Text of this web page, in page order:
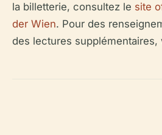
la billetterie, consultez le site
der Wien. Pour des
des lectures supplémentaires,